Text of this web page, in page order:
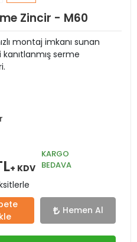
Zincir - M60
montaj imkanı sunan
serme
+ KDV
KARGO
BEDAVA
Hemen Al